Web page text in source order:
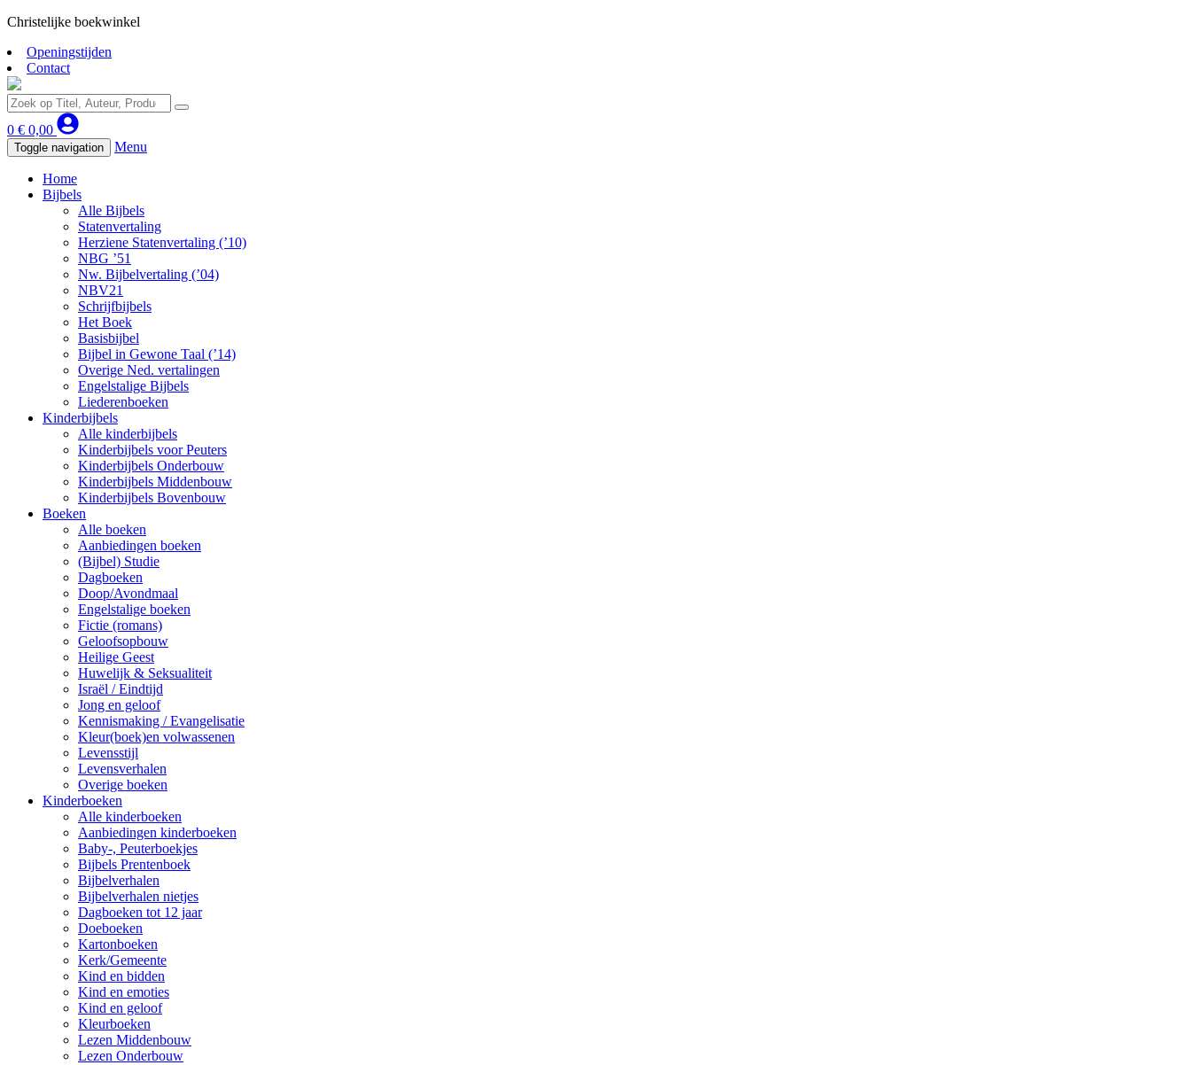
Christelijke boekwinkel
Openingstijden
Contact
0 € 0,00
Toggle navigation Menu
Home
Bijbels
Alle Bijbels
Statenvertaling
Herziene Statenvertaling (’10)
NBG ’51
Nw. Bijbelvertaling (’04)
NBV21
Schrijfbijbels
Het Boek
Basisbijbel
Bijbel in Gewone Taal (’14)
Overige Ned. vertalingen
Engelstalige Bijbels
Liederenboeken
Kinderbijbels
Alle kinderbijbels
Kinderbijbels voor Peuters
Kinderbijbels Onderbouw
Kinderbijbels Middenbouw
Kinderbijbels Bovenbouw
Boeken
Alle boeken
Aanbiedingen boeken
(Bijbel) Studie
Dagboeken
Doop/Avondmaal
Engelstalige boeken
Fictie (romans)
Geloofsopbouw
Heilige Geest
Huwelijk & Seksualiteit
Israël / Eindtijd
Jong en geloof
Kennismaking / Evangelisatie
Kleur(boek)en volwassenen
Levensstijl
Levensverhalen
Overige boeken
Kinderboeken
Alle kinderboeken
Aanbiedingen kinderboeken
Baby-, Peuterboekjes
Bijbels Prentenboek
Bijbelverhalen
Bijbelverhalen nietjes
Dagboeken tot 12 jaar
Doeboeken
Kartonboeken
Kerk/Gemeente
Kind en bidden
Kind en emoties
Kind en geloof
Kleurboeken
Lezen Middenbouw
Lezen Onderbouw